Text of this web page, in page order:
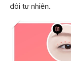
đôi tự nhiên.